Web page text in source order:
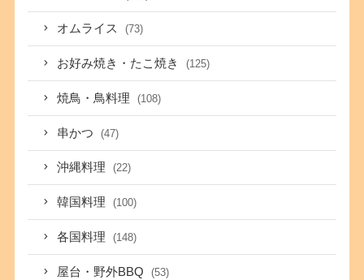
オムライス (73)
お好み焼き・たこ焼き (125)
焼鳥・鳥料理 (108)
串かつ (47)
沖縄料理 (22)
韓国料理 (100)
各国料理 (148)
屋台・野外BBQ (53)